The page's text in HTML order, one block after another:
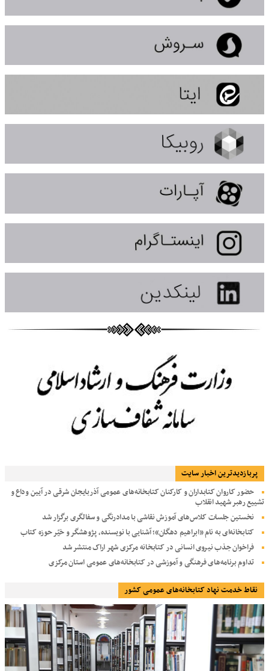
پربازديدترين اخبار سایت
حضور کاروان کتابداران و کارکنان کتابخانه‌های عمومی آذربایجان شرقی در آیین وداع و
تشییع رهبر شهید انقلاب
نخستین جلسات کلاس‌های آموزش نقاشی با مدادرنگی و سفالگری برگزار شد
کتابخانه‌ای به نام «ابراهیم دهگان»؛ آشنایی با نویسنده، پژوهشگر و خیّر حوزه کتاب
فراخوان جذب نیروی انسانی در کتابخانه مرکزی شهر اراک منتشر شد
تداوم برنامه‌های فرهنگی و آموزشی در کتابخانه‌های عمومی استان مرکزی
نقاط خدمت نهاد کتابخانه‌های عمومی کشور